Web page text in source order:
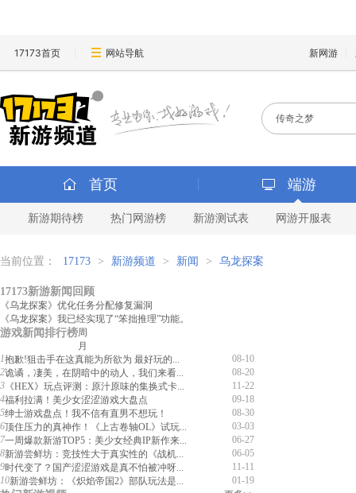
17173首页 网站导航 新网游
首页 端游
新游期待榜 热门网游榜 新游测试表 网游开服表
当前位置： 17173 > 新游频道 > 新闻 > 乌龙探案
17173新游新闻回顾
《乌龙探案》优化任务分配修复漏洞
《乌龙探案》我已经实现了“笨拙推理”功能。
游戏新闻排行榜周
月
1
08-10
抱歉!狙击手在这真能为所欲为 最好玩的...
2
08-20
诡谲，凄美，在阴暗中的动人，我们来看...
3
11-22
《HEX》玩点评测：原汁原味的集换式卡...
4
09-18
福利拉满！美少女涩涩游戏大盘点
5
08-30
绅士游戏盘点！我不信有直男不想玩！
6
03-03
顶住压力的真神作！《上古卷轴OL》试玩...
7
06-27
一周爆款新游TOP5：美少女经典IP新作来...
8
06-05
新游尝鲜坊：竞技性大于真实性的《战机...
9
11-11
时代变了？国产涩涩游戏是真不怕被冲呀...
10
01-19
新游尝鲜坊：《炽焰帝国2》部队玩法是...